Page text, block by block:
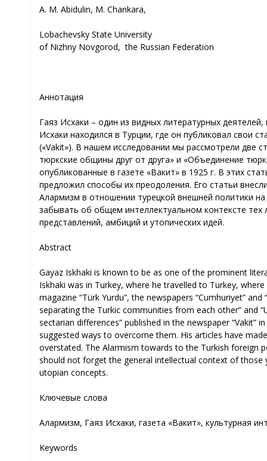
A. M. Abidulin, M. Chankara,
Lobachevsky State University
of Nizhny Novgorod, the Russian Federation
Аннотация
Гаяз Исхаки – один из видных литературных
Исхаки находился в Турции, где он публиковал свои
(«Vakit»). В нашем исследовании мы рассмотрели две
тюркские общины друг от друга» и «Объединение
опубликованные в газете «Вакит» в 1925 г. В этих
предложил способы их преодоления. Его статьи
Алармизм в отношении турецкой внешней политики
забывать об общем интеллектуальном контексте
представлений, амбиций и утопических идей.
Abstract
Gayaz Iskhaki is known to be as one of the prominent
Iskhaki was in Turkey, where he travelled to Turkey,
magazine “Türk Yurdu”, the newspapers “Cumhuriyet”
separating the Turkic communities from each other” and
sectarian differences” published in the newspaper
suggested ways to overcome them. His articles have
overstated. The Alarmism towards to the Turkish foreign
should not forget the general intellectual context of
utopian concepts.
Ключевые слова
Алармизм, Гаяз Исхаки, газета «Вакит», культурная
Keywords